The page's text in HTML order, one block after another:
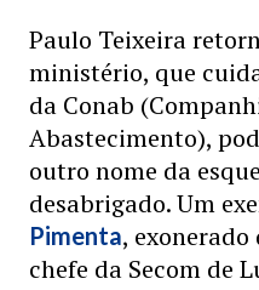
Paulo Teixeira
ministério, que
da Conab
Abastecimento),
outro nome da
desabrigado. Um
Pimenta,
chefe da Secom de